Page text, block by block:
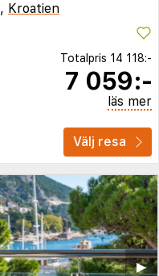
, Kroatien
Totalpris 14 118:-
7 059:-
läs mer
Välj resa
▶︎